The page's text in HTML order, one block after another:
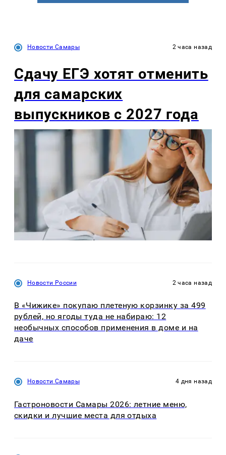
Новости Самары 2 часа назад
Сдачу ЕГЭ хотят отменить
для самарских
выпускников с 2027 года
Новости России 2 часа назад
В «Чижике» покупаю плетеную корзинку за 499
рублей, но ягоды туда не набираю: 12
необычных способов применения в доме и на
даче
Новости Самары 4 дня назад
Гастроновости Самары 2026: летние меню,
скидки и лучшие места для отдыха